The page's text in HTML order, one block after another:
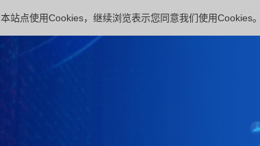
本站点使用Cookies，继续浏览表示您同意我们使用Cookies。